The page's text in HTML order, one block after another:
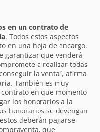
en un contrato de
. Todos estos aspectos
en una hoja de encargo.
garantizar que venderá
a realizar todas
la venta”, afirma
También es muy
en que momento
los honorarios a la
honorarios se devengan
deberán pagarse
que